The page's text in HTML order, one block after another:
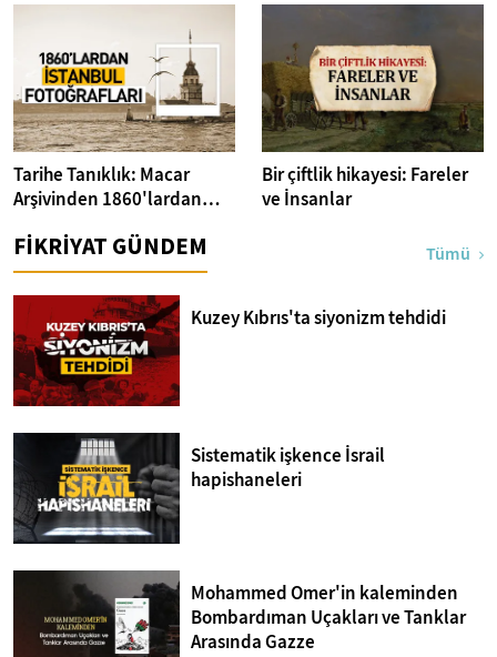
Tarihe Tanıklık: Macar
Arşivinden 1860'lardan
Bir çiftlik hikayesi: Fareler
ve İnsanlar
FİKRİYAT GÜNDEM Tümü
Kuzey Kıbrıs'ta siyonizm tehdidi
Sistematik işkence İsrail
hapishaneleri
Mohammed Omer'in kaleminden
Bombardıman Uçakları ve Tanklar
Arasında Gazze